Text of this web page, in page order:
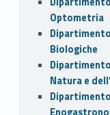
Optometria
Biologiche
Natura e